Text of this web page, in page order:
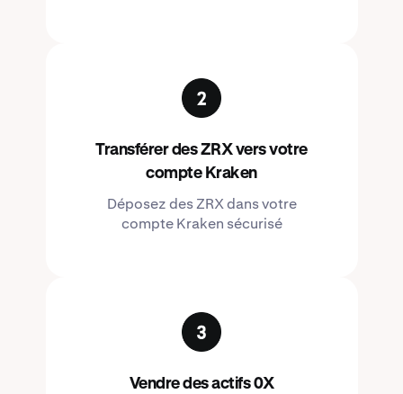
Transférer des ZRX vers votre
compte Kraken
Déposez des ZRX dans votre
compte Kraken sécurisé
Vendre des actifs 0X